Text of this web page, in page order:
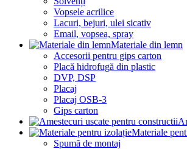
Vopsele acrilice
Lacuri, bejuri, ulei sicativ
Email, vopsea, spray
Materiale din lemn
Accesorii pentru gips carton
Placă hidrofugă din plastic
DVP, DSP
Placaj
Placaj OSB-3
Gips carton
Materiale
Spumă de montaj